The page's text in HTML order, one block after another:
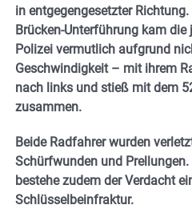
in entgegengesetzter
Brücken-Unterführung kam
Polizei vermutlich aufgrund
Geschwindigkeit – mit ihrem
nach links und stieß mit dem
zusammen.
Beide Radfahrer wurden
Schürfwunden und
bestehe zudem der Verdacht
Schlüsselbeinfraktur.